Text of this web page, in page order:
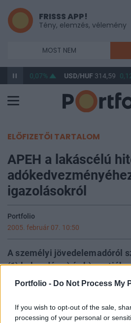
Portfolio - Do Not Process My
If you wish to opt-out of the sale,
processing of your personal or
FRISSS APP!
Tény, elemzés, vélemény
MOST NEM
363,44 0,07% USD/HUF314,59
ELŐFIZETŐI TARTALOM
APEH a lakáscélú
igazolásokról
Portfolio
2005. február 07. 10:50
A személyi jövedelemadóról
(1) bekezdés a) és b)
magánszemély abban az
érvényesítésére, ha az általa
kedvezmény alapjául